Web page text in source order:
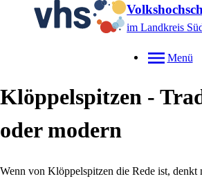
im Landkreis
Menü
Klöppelspitzen -
oder modern
Wenn von Klöppelspitzen die Rede ist, denkt